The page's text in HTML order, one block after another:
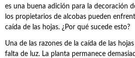
es una buena adición para la decoración
los propietarios de alcobas pueden
caída de las hojas. ¿Por qué sucede esto?
Una de las razones de la caída de las
falta de luz. La planta permanece